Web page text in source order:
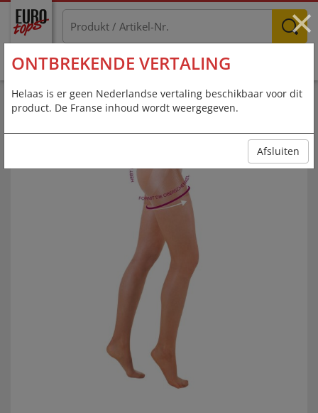
MENU
×
ONTBREKENDE VERTALING
Helaas is er geen Nederlandse vertaling beschikbaar voor dit
product. De Franse inhoud wordt weergegeven.
Afsluiten